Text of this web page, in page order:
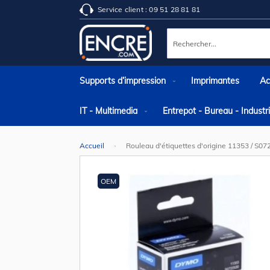
Service client : 09 51 28 81 81
Rechercher
Supports d’impression Imprimantes
IT - Multimedia Entrepot - Bureau -
Accueil
Rouleau d'étiquettes d'origine 11353 /
OEM